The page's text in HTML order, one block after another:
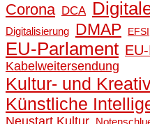
Corona DCA
Digitalisierung DMAP EFSI
EU-Parlament
Kabelweitersendung
Kultur- und
Künstliche